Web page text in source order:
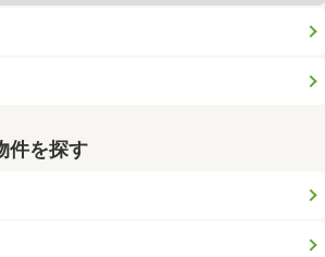
件を探す